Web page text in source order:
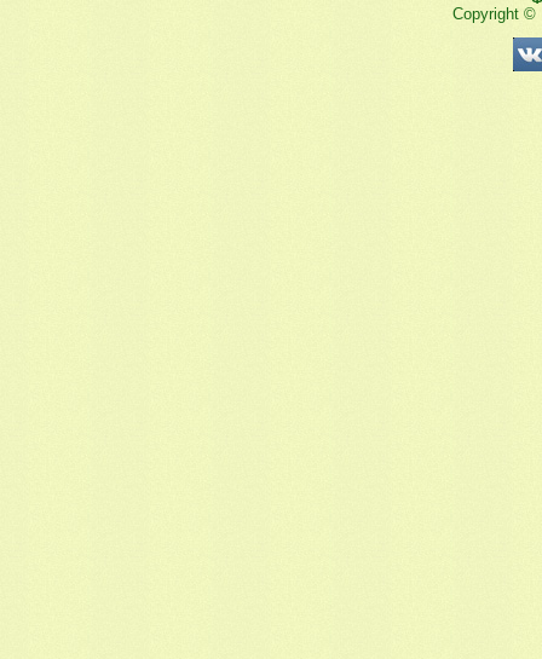
Copyright ©